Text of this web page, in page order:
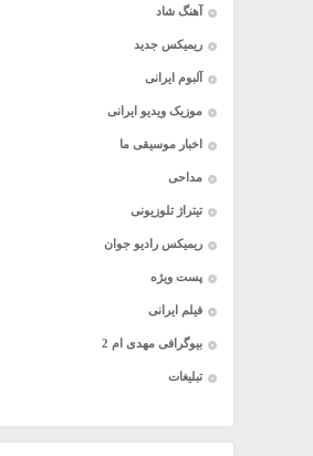
آهنگ شاد
ریمیکس جدید
آلبوم ایرانی
موزیک ویدیو ایرانی
اخبار موسیقی ما
مداحی
تیتراژ تلوزیونی
ریمیکس رادیو جوان
پست ویژه
فیلم ایرانی
بیوگرافی مهدی ام 2
تبلیغات